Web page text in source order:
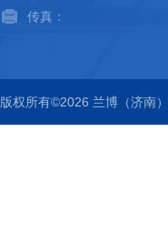
传真：
版权所有©2026 兰博（济南